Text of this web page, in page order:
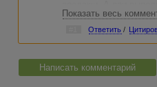
так, как требует
заказчик требует
собственной
Показать весь
Ответить /
Написать комментарий